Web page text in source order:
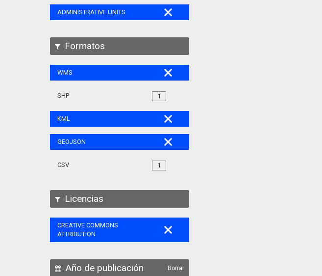
ADMINISTRATIVE UNITS
Formatos
WMS
1
SHP
KML
GEOJSON
1
CSV
Licencias
CREATIVE COMMONS
ATTRIBUTION
Año de publicación Borrar